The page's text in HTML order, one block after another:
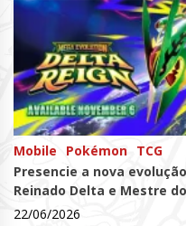
Mobile Pokémon TCG
Presencie a nova
Reinado Delta e Mestre
22/06/2026